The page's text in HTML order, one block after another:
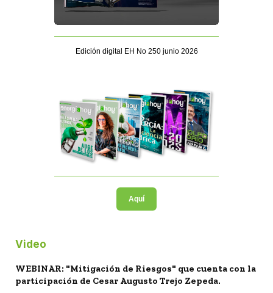
Edición digital EH No 250 junio 2026
Aquí
Video
WEBINAR: "Mitigación de Riesgos" que cuenta con la
participación de Cesar Augusto Trejo Zepeda.